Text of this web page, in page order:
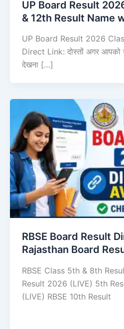
UP Board Result
& 12th Result Name
UP Board Result 2026
Direct Link: दोस्तों अगर आपको
देखना […]
RBSE Board Result
Rajasthan Board
RBSE Class 5th & 8th
Result 2026 (LIVE) 5th
(LIVE) RBSE 10th Result